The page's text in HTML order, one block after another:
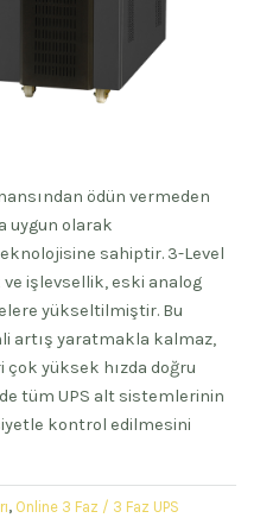
ödün vermeden
uygun olarak
sahiptir. 3-Level
işlevsellik, eski analog
yükseltilmiştir. Bu
artış yaratmakla kalmaz,
çok yüksek hızda doğru
tüm UPS alt sistemlerinin
kontrol edilmesini
, Online 3 Faz / 3 Faz UPS